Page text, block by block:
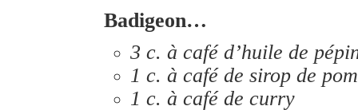
Badigeon…
3 c. à café d’huile de
1 c. à café de sirop de
1 c. à café de curry